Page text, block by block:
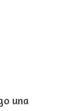
una